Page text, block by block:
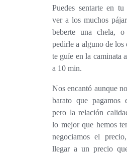
Puedes sentarte en tu terraza a leer,
ver a los muchos
beberte una chela,
pedirle a alguno de los
te guíe en la caminata
a 10 min.
Nos encantó aunque no fue de lo más
barato que pagamos
pero la relación
lo mejor que hemos
negociamos el
llegar a un precio